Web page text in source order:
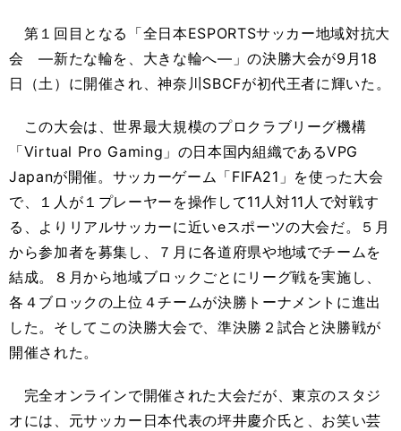
第１回目となる「全日本ESPORTSサッカー地域対抗大
会 ―新たな輪を、大きな輪へ―」の決勝大会が9月18
日（土）に開催され、神奈川SBCFが初代王者に輝いた。
この大会は、世界最大規模のプロクラブリーグ機構
「Virtual Pro Gaming」の日本国内組織であるVPG
Japanが開催。サッカーゲーム「FIFA21」を使った大会
で、１人が１プレーヤーを操作して11人対11人で対戦す
る、よりリアルサッカーに近いeスポーツの大会だ。５月
から参加者を募集し、７月に各道府県や地域でチームを
結成。８月から地域ブロックごとにリーグ戦を実施し、
各４ブロックの上位４チームが決勝トーナメントに進出
した。そしてこの決勝大会で、準決勝２試合と決勝戦が
開催された。
完全オンラインで開催された大会だが、東京のスタジ
オには、元サッカー日本代表の坪井慶介氏と、お笑い芸